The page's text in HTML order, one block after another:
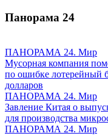
Панорама 24
ПАНОРАМА 24. Мир
Мусорная компания
по ошибке лотерейный
долларов
ПАНОРАМА 24. Мир
Завление Китая о
для производства
ПАНОРАМА 24. Мир